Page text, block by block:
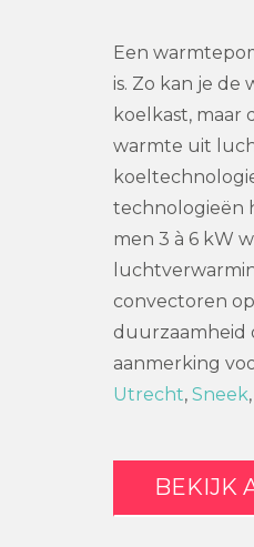
Een
is. Zo kan je
koelkast, maar
warmte uit
technologieën
men 3 à 6 kW
convectoren
duurzaamheid
aanmerking
Utrecht, Sneek,
BEKIJK